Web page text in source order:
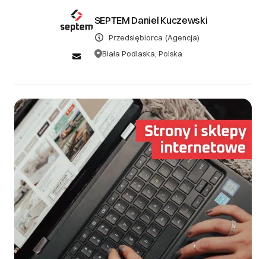
SEPTEM Daniel Kuczewski
Przedsiębiorca (Agencja)
Biała Podlaska, Polska
zatwierdzenia wyceny przez zamawiającego i
rozpoczęciem prac nad projektem.
III. Gwarancja oraz reklamacje
miesięczny okres od wdrożenia wersji produkcyjnej.
W tym okresie poprawimy błędy wynikłe z naszej
winy.
DOWIEDZ SIĘ WIĘCEJ